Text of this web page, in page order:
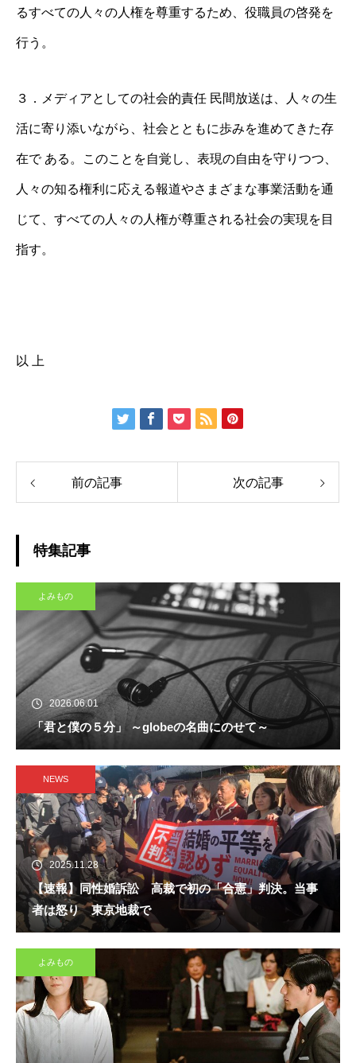
るすべての人々の人権を尊重するため、役職員の啓発を
行う。
３．メディアとしての社会的責任 民間放送は、人々の生
活に寄り添いながら、社会とともに歩みを進めてきた存
在で ある。このことを自覚し、表現の自由を守りつつ、
人々の知る権利に応える報道やさまざまな事業活動を通
じて、すべての人々の人権が尊重される社会の実現を目
指す。
以 上
前の記事 次の記事
特集記事
よみもの
2026.06.01
「君と僕の５分」 ～globeの名曲にのせて～
NEWS
2025.11.28
【速報】同性婚訴訟 高裁で初の「合憲」判決。当事
者は怒り 東京地裁で
よみもの